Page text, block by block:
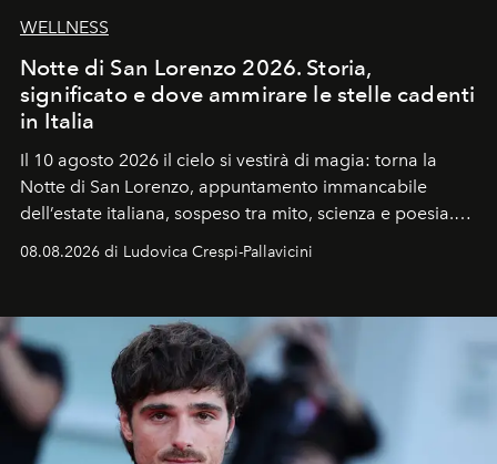
WELLNESS
Notte di San Lorenzo 2026. Storia,
significato e dove ammirare le stelle cadenti
in Italia
Il 10 agosto 2026 il cielo si vestirà di magia: torna la
Notte di San Lorenzo, appuntamento immancabile
dell’estate italiana, sospeso tra mito, scienza e poesia.
celeste per seguire il passaggio delle
all’universo i desideri più segreti
08.08.2026 di Ludovica Crespi-Pallavicini